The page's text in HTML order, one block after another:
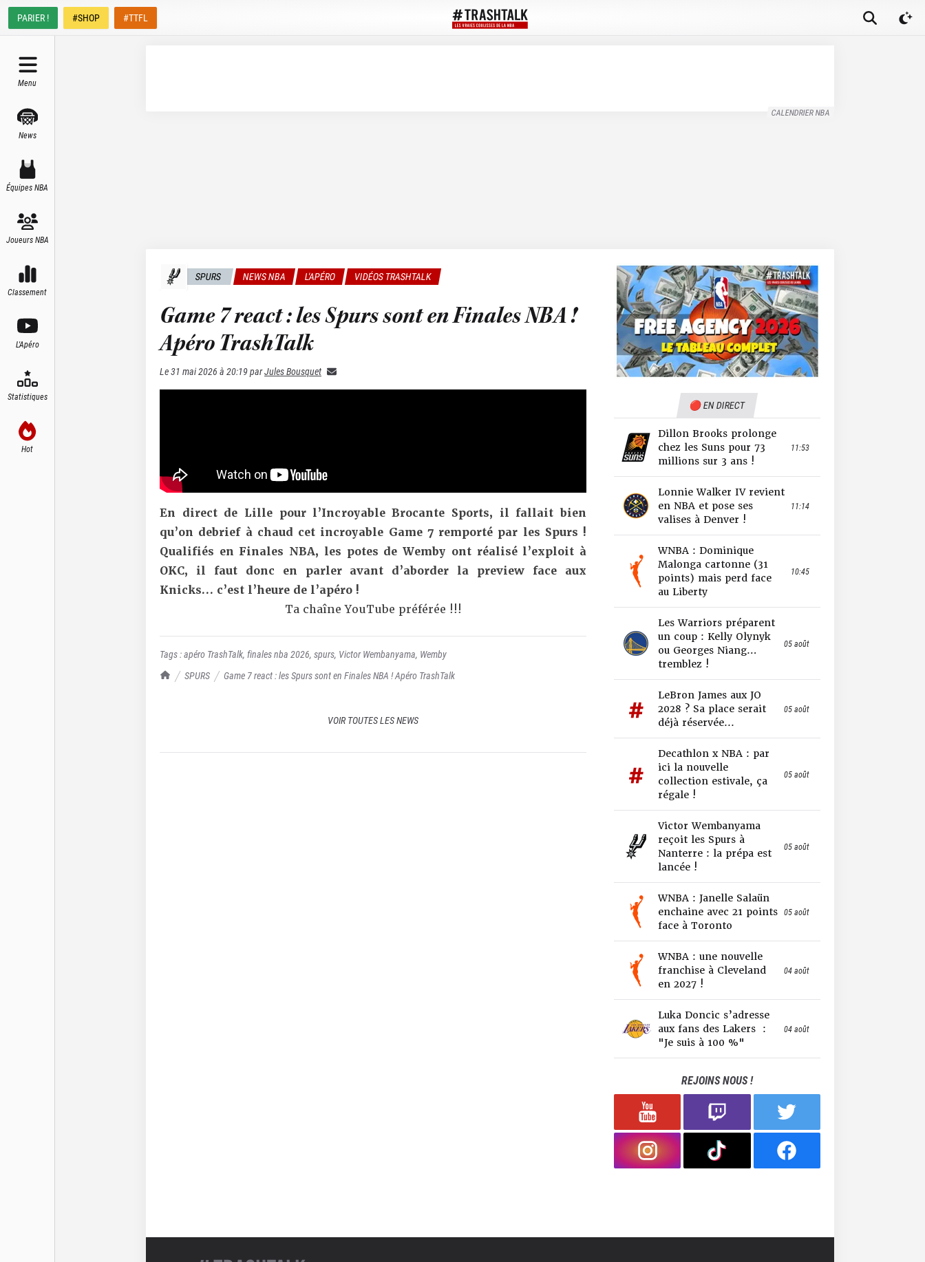
PARIER ! #SHOP #TTFL
Menu
News
Équipes NBA
Joueurs NBA
Classement
L'Apéro
Statistiques
Hot
CALENDRIER NBA
TrashTalk Actu NBA
SPURS Game 7 react : les Spurs sont en Finales NBA ! Apéro TrashTalk
SPURS NEWS NBA L'APÉRO VIDÉOS TRASHTALK
Game 7 react : les Spurs sont en Finales NBA !
Apéro TrashTalk
Le31 mai 2026 à 20:19parJules Bousquet
En direct de Lille pour l’Incroyable Brocante Sports, il fallait bien
qu’on debrief à chaud cet incroyable Game 7 remporté par les Spurs !
Qualifiés en Finales NBA, les potes de Wemby ont réalisé l’exploit à
OKC, il faut donc en parler avant d’aborder la preview face aux
Knicks… c’est l’heure de l’apéro !
Ta chaîne YouTube préférée !!!
Tags :apéro TrashTalk, finales nba 2026, spurs, Victor Wembanyama, Wemby
VOIR TOUTES LES NEWS
🔴 EN DIRECT
Dillon Brooks prolonge
chez les Suns pour 73
millions sur 3 ans !
11:53
Lonnie Walker IV revient
en NBA et pose ses
valises à Denver !
11:14
WNBA : Dominique
Malonga cartonne (31
points) mais perd face
au Liberty
10:45
Les Warriors préparent
un coup : Kelly Olynyk
ou Georges Niang…
tremblez !
05 août
LeBron James aux JO
2028 ? Sa place serait
déjà réservée...
05 août
Decathlon x NBA : par
ici la nouvelle
collection estivale, ça
régale !
05 août
Victor Wembanyama
reçoit les Spurs à
Nanterre : la prépa est
lancée !
05 août
WNBA : Janelle Salaün
enchaine avec 21 points
face à Toronto
05 août
WNBA : une nouvelle
franchise à Cleveland
en 2027 !
04 août
Luka Doncic s’adresse
aux fans des Lakers :
"Je suis à 100 %"
04 août
REJOINS NOUS !